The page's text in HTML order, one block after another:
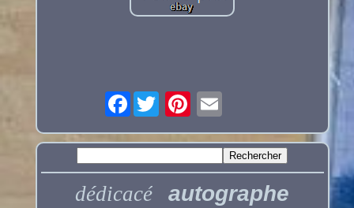
Facebook
dédicacé autographe